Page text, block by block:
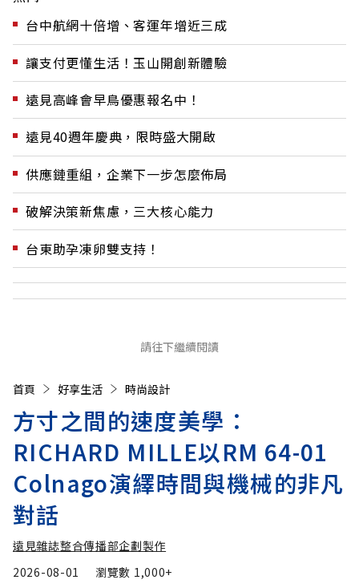
台中航網十倍增、客運年增近三成
讓支付更懂生活！玉山開創新體驗
遠見高峰會早鳥優惠報名中！
遠見40週年慶典，限時盛大開啟
供應鏈重組，企業下一步怎麼佈局
破解決策新焦慮，三大核心能力
台東助孕凍卵雙支持！
請往下繼續閱讀
首頁 好享生活 時尚設計
方寸之間的速度美學：
RICHARD MILLE以RM 64-01
Colnago演繹時間與機械的非凡
對話
遠見雜誌整合傳播部企劃製作
2026-08-01
瀏覽數 1,000+